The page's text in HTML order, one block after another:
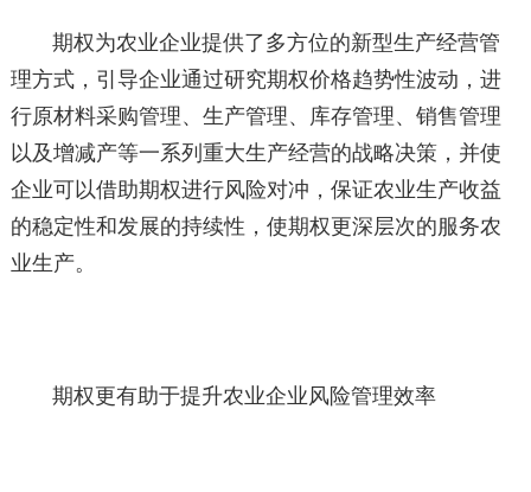
期权为农业企业提供了多方位的新型生产经营管
理方式，引导企业通过研究期权价格趋势性波动，进
行原材料采购管理、生产管理、库存管理、销售管理
以及增减产等一系列重大生产经营的战略决策，并使
企业可以借助期权进行风险对冲，保证农业生产收益
的稳定性和发展的持续性，使期权更深层次的服务农
业生产。
期权更有助于提升农业企业风险管理效率